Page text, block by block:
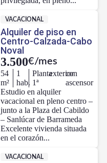
VACACIONAL
Alquiler de piso en
Centro-Calzada-Cabo
Noval
3.500€/mes
54
m²
1
hab.
Planta
1ª
exterior
con
ascensor
Estudio en alquiler
vacacional en pleno centro –
junto a la Plaza del Cabildo
– Sanlúcar de Barrameda
Excelente vivienda situada
en el corazón...
VACACIONAL